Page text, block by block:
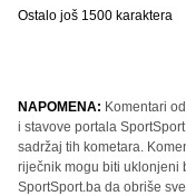
Ostalo još 1500 karaktera
NAPOMENA: Komentari
i stavove portala
sadržaj tih kometara.
riječnik mogu biti uklonjeni
SportSport.ba da obriše